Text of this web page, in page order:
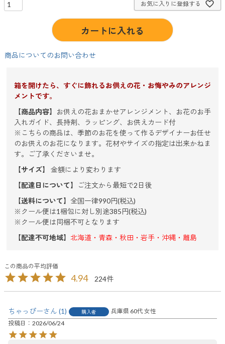
お気に入りに登録する
カートに入れる
商品についてのお問い合わせ
箱を開けたら、すぐに飾れるお供えの花・お悔やみのアレンジ
メントです。
【商品内容】
お供えの花おまかせアレンジメント、お花のお手
入れガイド、長持剤、ラッピング、お供えカード付
※こちらの商品は、季節のお花を使って作るデザイナーお任せ
のお供えのお花になります。花材やサイズの指定は出来かねま
す。ご了承くださいませ。
【サイズ】
金額により変わります
【配達日について】
ご注文から最短で2日後
【送料について】 全国一律990円(税込)
※クール便は1梱包に対し別途385円(税込)
※クール便は同梱不可となります
【配達不可地域】 北海道・青森・秋田・岩手・沖縄・離島
4.94 224
ちゃっぴー 1 購入者 兵庫県 60代女性
投稿日
2026/06/24